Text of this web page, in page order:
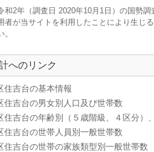
2年（調査日 2020年10月1日）の国勢
者が当サイトを利用したことにより生じ
へのリンク
住吉台の基本情報
住吉台の男女別人口及び世帯数
住吉台の年齢別（５歳階級、４区分）
住吉台の世帯人員別一般世帯数
住吉台の世帯の家族類型別一般世帯数